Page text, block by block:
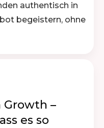
authentisch in
begeistern, ohne
–
es so